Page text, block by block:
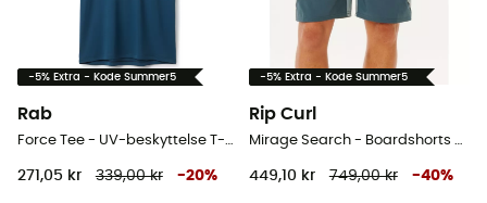
-5% Extra - Kode Summer5
Rab
Force Tee - UV-beskyttelse T-shirts - Herrer
271,05 kr 339,00 kr -20%
-5% Extra - Kode Summer5
Rip Curl
Mirage Search - Boardshorts - Herrer
449,10 kr 749,00 kr -40%